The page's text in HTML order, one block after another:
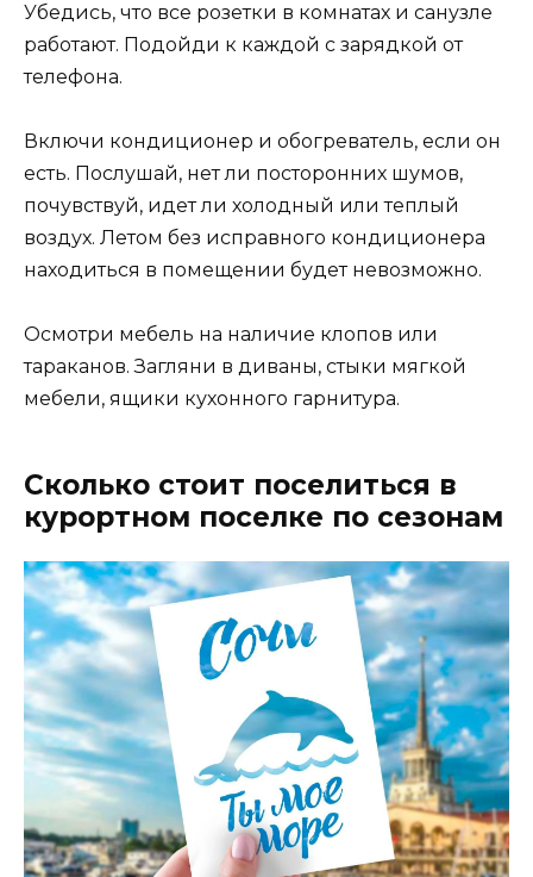
Убедись, что все розетки в комнатах и санузле
работают. Подойди к каждой с зарядкой от
телефона.
Включи кондиционер и обогреватель, если он
есть. Послушай, нет ли посторонних шумов,
почувствуй, идет ли холодный или теплый
воздух. Летом без исправного кондиционера
находиться в помещении будет невозможно.
Осмотри мебель на наличие клопов или
тараканов. Загляни в диваны, стыки мягкой
мебели, ящики кухонного гарнитура.
Сколько стоит поселиться в
курортном поселке по сезонам